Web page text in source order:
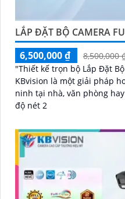
LẮP ĐẶT BỘ CAMERA
6,500,000 ₫
8,500,000
"Thiết kế trọn bộ Lắp Đặt
KBvision là một giải pháp
ninh tại nhà, văn phòng hay
độ nét 2